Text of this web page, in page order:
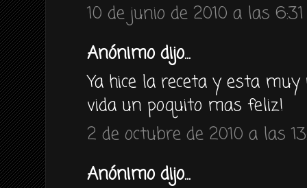
10 de junio de 2010 a las 6:31
Anónimo dijo...
Ya hice la receta y esta
vida un poquito mas feliz!
2 de octubre de 2010 a las
Anónimo dijo...